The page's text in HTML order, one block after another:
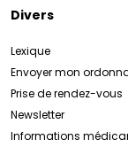
Divers
Lexique
Envoyer mon
Prise de rendez-vous
Newsletter
Informations